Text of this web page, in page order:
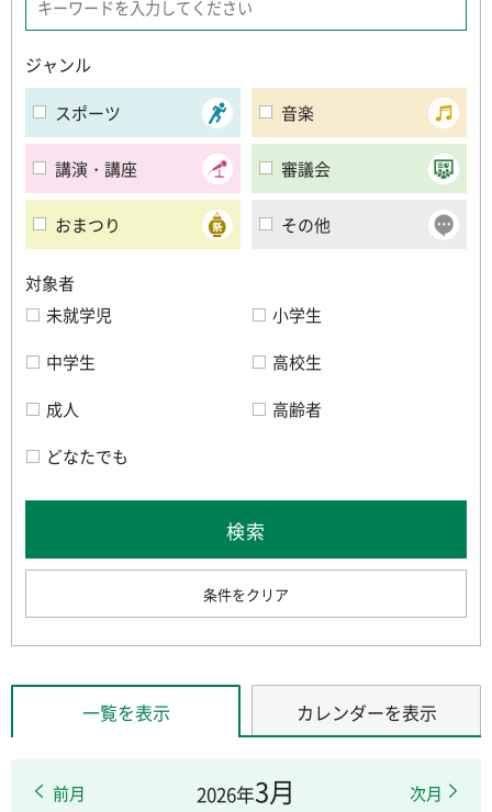
ジャンル
スポーツ
音楽
講演・講座 審議会
おまつり その他
対象者
未就学児
小学生
中学生
高校生
成人
高齢者
どなたでも
条件をクリア
一覧を表示 カレンダーを表示
2026年3月
前月 次月